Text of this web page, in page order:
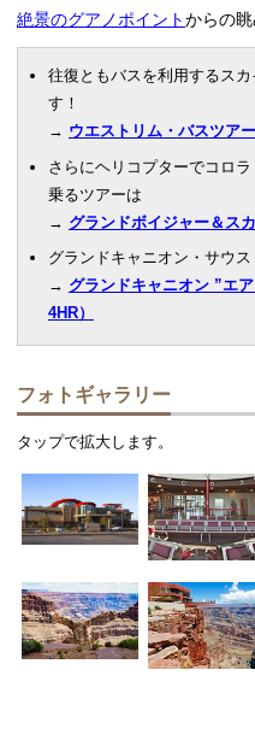
絶景のグアノポイント からの眺
往復ともバスを利用するス
す！
→ ウエストリム・バスツア
さらにヘリコプターでコロ
乗るツアーは
→ グランドボイジャー＆ス
グランドキャニオン・サウ
→ グランドキャニオン ”エ
4HR）
フォトギャラリー
タップで拡大します。